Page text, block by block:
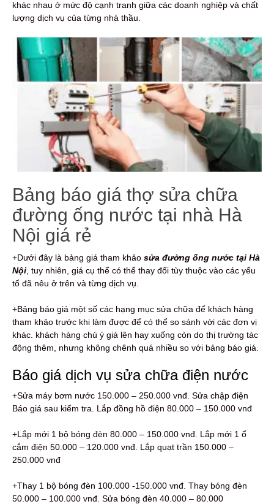
khác nhau ở mức độ cạnh tranh giữa các doanh nghiệp và chất
lượng dịch vụ của từng nhà thầu.
Bảng báo giá thợ sửa chữa
đường ống nước tại nhà Hà
Nội giá rẻ
+Dưới đây là bảng giá tham khảo sửa đường ống nước tại Hà
Nội , tuy nhiên, giá cụ thể có thể thay đổi tùy thuộc vào các yếu
tố đã nêu ở trên và từng dịch vụ.
+Bảng báo giá một số các hạng mục sửa chữa để khách hàng
tham khảo trước khi làm được để có thể so sánh với các đơn vị
khác. khách hàng chú ý giá lên hay xuống còn do thị trường tác
động thêm, nhưng không chênh quá nhiều so với bảng báo giá.
Báo giá dịch vụ sửa chữa điện nước
+Sửa máy bơm nước 150.000 – 250.000 vnđ. Sửa chập điện
Báo giá sau kiểm tra. Lắp đồng hồ điện 80.000 – 150.000 vnđ
+Lắp mới 1 bộ bóng đèn 80.000 – 150.000 vnđ. Lắp mới 1 ổ
cắm điện 50.000 – 120.000 vnđ. Lắp quạt trần 150.000 –
250.000 vnđ
+Thay 1 bộ bóng đèn 100.000 -150.000 vnđ. Thay bóng đèn
50.000 – 100.000 vnđ. Sửa bóng đèn 40.000 – 80.000